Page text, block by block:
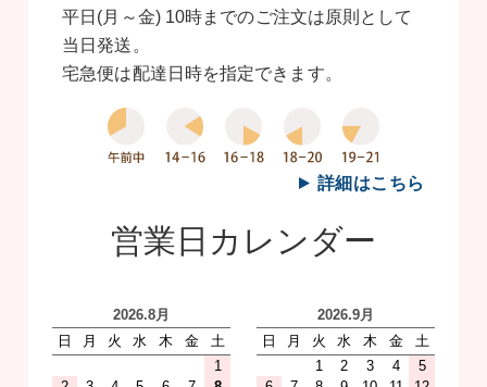
平日(月～金) 10時までのご注文は原則として
当日発送。
宅急便は配達日時を指定できます。
詳細はこちら
営業日カレンダー